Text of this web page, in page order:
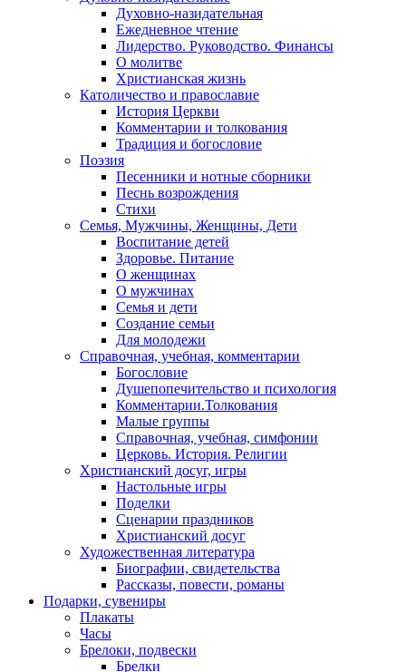
Духовно-назидательная
Ежедневное чтение
Лидерство. Руководство. Финансы
О молитве
Христианская жизнь
Католичество и православие
История Церкви
Комментарии и толкования
Традиция и богословие
Поэзия
Песенники и нотные сборники
Песнь возрождения
Стихи
Семья, Мужчины, Женщины, Дети
Воспитание детей
Здоровье. Питание
О женщинах
О мужчинах
Семья и дети
Создание семьи
Для молодежи
Справочная, учебная, комментарии
Богословие
Душепопечительство и психология
Комментарии.Толкования
Малые группы
Справочная, учебная, симфонии
Церковь. История. Религии
Христианский досуг, игры
Настольные игры
Поделки
Сценарии праздников
Христианский досуг
Художественная литература
Биографии, свидетельства
Рассказы, повести, романы
Подарки, сувениры
Плакаты
Часы
Брелоки, подвески
Брелки